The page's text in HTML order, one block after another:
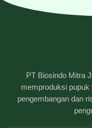
PT Biosindo Mitra
memproduksi pupuk
pengembangan dan